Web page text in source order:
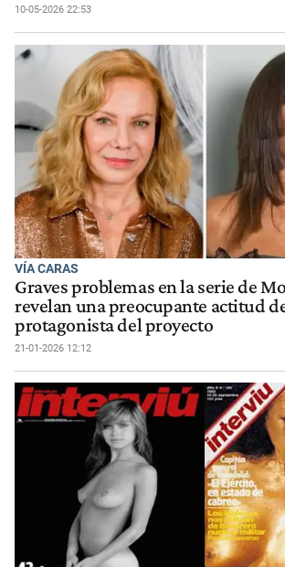
10-05-2026 22:53
VÍA CARAS
Graves problemas en la serie de
revelan una preocupante actitud
protagonista del proyecto
21-01-2026 12:12